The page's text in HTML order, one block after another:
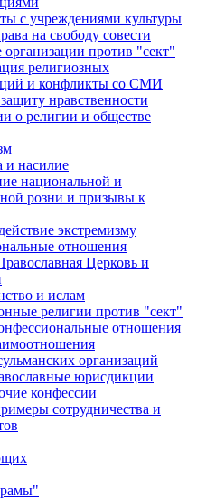
с учреждениями культуры
на свободу совести
организации против "сект"
религиозных
и конфликты со СМИ
нравственности
о религии и обществе
и насилие
национальной и
розни и призывы к
экстремизму
отношения
Церковь и
и ислам
религии против "сект"
отношения
организаций
юрисдикции
конфессии
сотрудничества и